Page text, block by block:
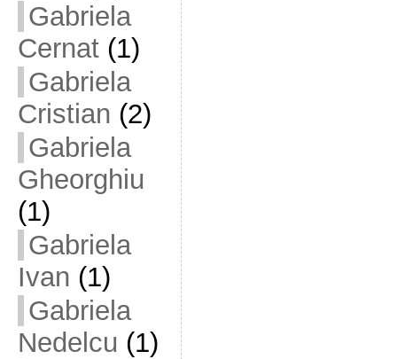
Gabriela
Cernat(1)
Gabriela
Cristian (2)
Gabriela
Gheorghiu
(1)
Gabriela
Ivan (1)
Gabriela
Nedelcu (1)